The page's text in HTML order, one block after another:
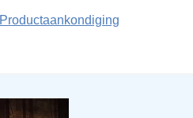
Productaankondiging